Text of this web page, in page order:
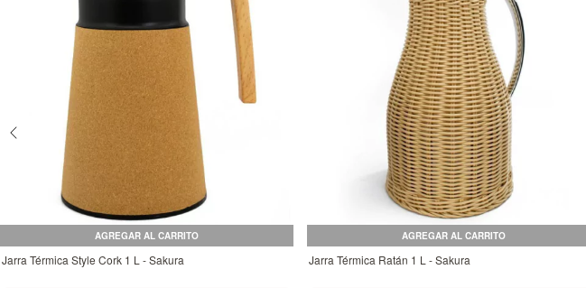
Jarra Térmica Style Cork 1 L - Sakura
AGREGAR AL CARRITO
Jarra Térmica Ratán 1 L - Sakura